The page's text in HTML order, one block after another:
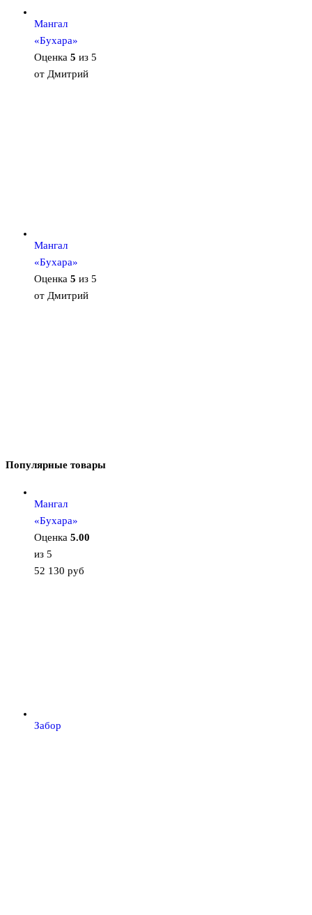
Мангал
«Бухара»
Оценка 5 из 5
от Дмитрий
Мангал
«Бухара»
Оценка 5 из 5
от Дмитрий
Популярные товары
Мангал
«Бухара»
Оценка 5.00
из 5
52 130 руб
Забор